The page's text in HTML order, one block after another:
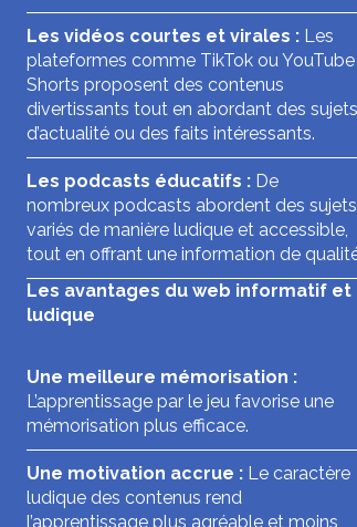
Les vidéos courtes et virales : Les
plateformes comme TikTok ou YouTube
Shorts proposent des contenus
divertissants tout en abordant des sujets
d’actualité ou des faits intéressants.
Les podcasts éducatifs : De
nombreux podcasts abordent des sujets
variés de manière ludique et accessible,
tout en offrant une information de
Les avantages du web informatif et
ludique
Une meilleure mémorisation :
L’apprentissage par le jeu favorise une
mémorisation plus efficace.
Une motivation accrue : Le caractère
ludique des contenus rend
l’apprentissage plus agréable et moins